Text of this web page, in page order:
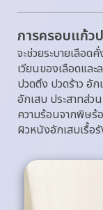
การครอบแก้ว
จะช่วยระบายเลือด
เวียนของเลือดแล
ปวดตึง ปวดร้าว อั
อักเสบ ประสาทส่ว
ความร้อนจากพิษร้
ผิวหนังอักเสบเรื้อ